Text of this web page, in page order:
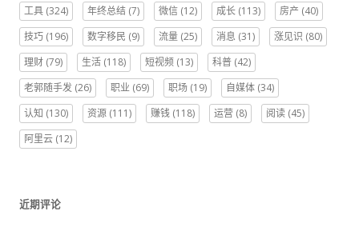
工具 (324) 年终总结 (7) 微信 (12) 成长 (113) 房产 (40)
技巧 (196) 数字移民 (9) 流量 (25) 消息 (31) 涨见识 (80)
理财 (79) 生活 (118) 短视频 (13) 科普 (42)
老郭随手发 (26) 职业 (69) 职场 (19) 自媒体 (34)
认知 (130) 资源 (111) 赚钱 (118) 运营 (8) 阅读 (45)
阿里云 (12)
近期评论